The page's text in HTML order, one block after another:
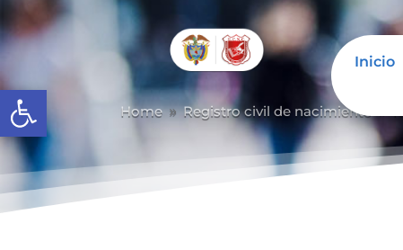
Abrir barra de herramientas
Inicio
Home 9 Registro civil de nacimiento